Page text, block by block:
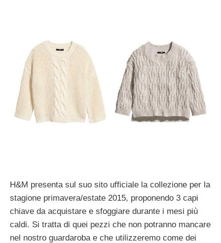
H&M presenta sul suo sito ufficiale la collezione per la
stagione primavera/estate 2015, proponendo 3 capi
chiave da acquistare e sfoggiare durante i mesi più
caldi. Si tratta di quei pezzi che non potranno mancare
nel nostro guardaroba e che utilizzeremo come dei